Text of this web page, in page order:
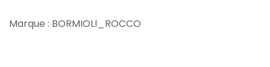
Marque : BORMIOLI_ROCCO